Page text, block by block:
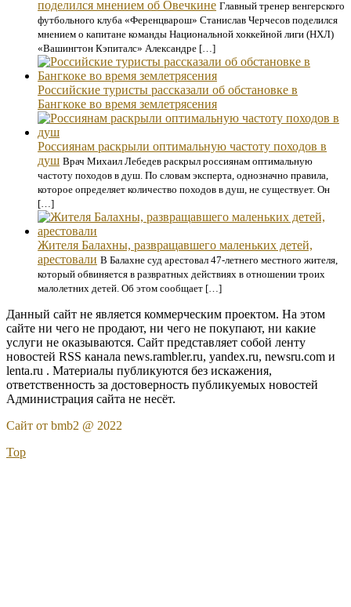
поделился мнением об Овечкине Главный тренер венгерского
футбольного клуба «Ференцварош» Станислав Черчесов поделился
мнением о капитане команды Национальной хоккейной лиги (НХЛ)
«Вашингтон Кэпиталс» Александре […]
Российские туристы рассказали об обстановке в
Бангкоке во время землетрясения
Россиянам раскрыли оптимальную частоту походов в
душ Врач Михаил Лебедев раскрыл россиянам оптимальную
частоту походов в душ. По словам эксперта, однозначно правила,
которое определяет количество походов в душ, не существует. Он
[…]
Жителя Балахны, развращавшего маленьких детей,
арестовали В Балахне суд арестовал 47-летнего местного жителя,
который обвиняется в развратных действиях в отношении троих
малолетних детей. Об этом сообщает […]
Данный сайт не является коммерческим проектом. На этом
сайте ни чего не продают, ни чего не покупают, ни какие
услуги не оказываются. Сайт представляет собой ленту
новостей RSS канала news.rambler.ru, yandex.ru, newsru.com и
lenta.ru . Материалы публикуются без искажения,
ответственность за достоверность публикуемых новостей
Администрация сайта не несёт.
Сайт от bmb2 @ 2022
Top